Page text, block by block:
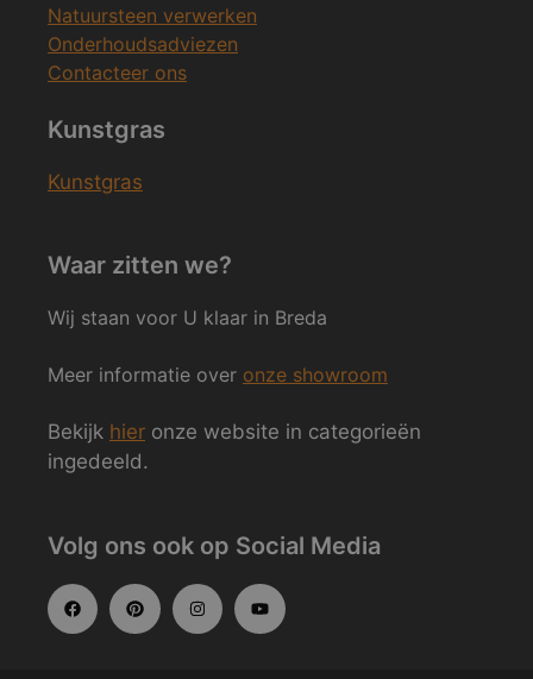
Natuursteen verwerken
Onderhoudsadviezen
Contacteer ons
Kunstgras
Kunstgras
Waar zitten we?
Wij staan voor U klaar in Breda
Meer informatie over onze showroom
Bekijk hier onze website in categorieën
ingedeeld.
Volg ons ook op Social Media